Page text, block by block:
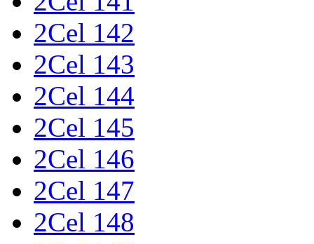
2Cel 142
2Cel 143
2Cel 144
2Cel 145
2Cel 146
2Cel 147
2Cel 148